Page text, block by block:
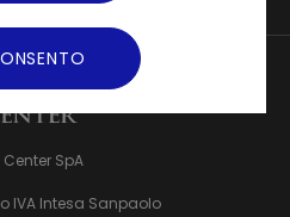
SpA
IVA Intesa Sanpaolo